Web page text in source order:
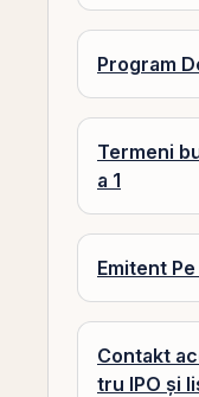
Program
Termeni
a 1
Emitent
Contakt
tru IPO și